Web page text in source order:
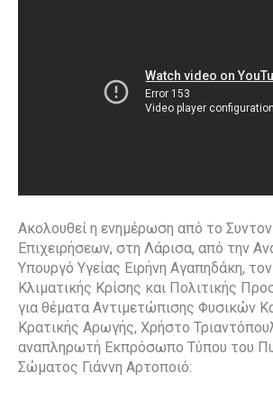
Ακολουθεί η ενημέρωση από το
Επιχειρήσεων, στη Λάρισα, από την
Υπουργό Υγείας Ειρήνη Αγαπηδάκη,
Κλιματικής Κρίσης και Πολιτικής
για θέματα Αντιμετώπισης Φυσικών
Κρατικής Αρωγής, Χρήστο
αναπληρωτή Εκπρόσωπο Τύπου του
Σώματος Γιάννη Αρτοποιό: